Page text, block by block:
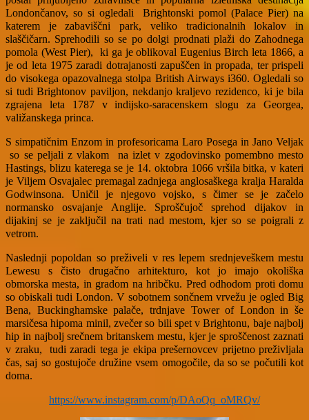
Londončanov, so si ogledali Brightonski pomol (Palace Pier) na
katerem je zabaviščni park, veliko tradicionalnih lokalov in
slaščičarn. Sprehodili so se po dolgi prodnati plaži do Zahodnega
pomola (West Pier), ki ga je oblikoval Eugenius Birch leta 1866, a
je od leta 1975 zaradi dotrajanosti zapuščen in propada, ter prispeli
do visokega opazovalnega stolpa British Airways i360. Ogledali so
si tudi Brightonov paviljon, nekdanjo kraljevo rezidenco, ki je bila
zgrajena leta 1787 v indijsko-saracenskem slogu za Georgea,
valižanskega princa.
S simpatičnim Enzom in profesoricama Laro Posega in Jano Veljak
so se peljali z vlakom na izlet v zgodovinsko pomembno mesto
Hastings, blizu katerega se je 14. oktobra 1066 vršila bitka, v kateri
je Viljem Osvajalec premagal zadnjega anglosaškega kralja Haralda
Godwinsona. Uničil je njegovo vojsko, s čimer se je začelo
normansko osvajanje Anglije. Sproščujoč sprehod dijakov in
dijakinj se je zaključil na trati nad mestom, kjer so se poigrali z
vetrom.
Naslednji popoldan so preživeli v res lepem srednjeveškem mestu
Lewesu s čisto drugačno arhitekturo, kot jo imajo okoliška
obmorska mesta, in gradom na hribčku. Pred odhodom proti domu
so obiskali tudi London. V sobotnem sončnem vrvežu je ogled Big
Bena, Buckinghamske palače, trdnjave Tower of London in še
marsičesa hipoma minil, zvečer so bili spet v Brightonu, baje najbolj
hip in najbolj srečnem britanskem mestu, kjer je sproščenost zaznati
v zraku, tudi zaradi tega je ekipa prešernovcev prijetno preživljala
čas, saj so gostujoče družine vsem omogočile, da so se počutili kot
doma.
https://www.instagram.com/p/DAoQq_oMRQv/